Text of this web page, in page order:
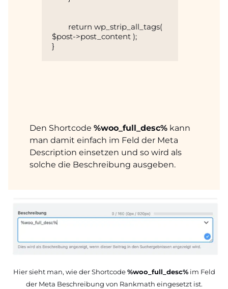
$post->post_content );
}
Den Shortcode %woo_full_desc%kann
man damit einfach im Feld der Meta
Description einsetzen und so wird als
solche die Beschreibung ausgeben.
Hier sieht man, wie der Shortcode%woo_full_desc%im Feld
der Meta Beschreibung von Rankmath eingesetzt ist.